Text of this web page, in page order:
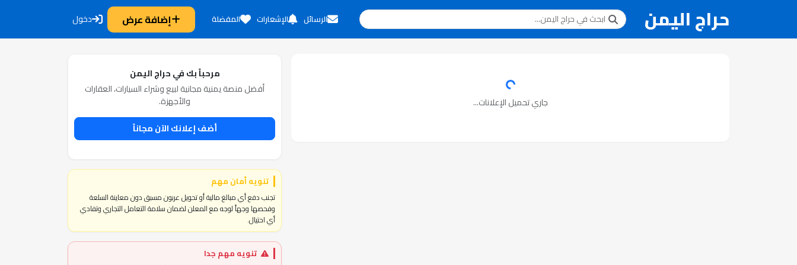
حراج اليمن الرسائل الإشعارات المفضلة إضافة عرض دخول
جاري تحميل الإعلانات...
مرحباً بك في حراج اليمن
أفضل منصة يمنية مجانية لبيع وشراء السيارات، العقارات
والأجهزة.
أضف إعلانك الآن مجاناً
تنويه أمان مهم
تجنب دفع أي مبالغ مالية أو تحويل عربون مسبق دون معاينة السلعة
وفحصها وجهاً لوجه مع المعلن لضمان سلامة التعامل التجاري وتفادي
أي احتيال.
تنويه مهم جدا